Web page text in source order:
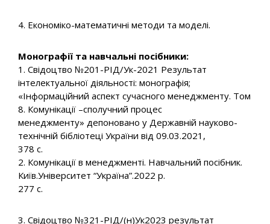
4. Економіко-математичні методи та моделі.
Монографії та навчальні посібники:
1. Свідоцтво №201-РІД/Ук-2021 Результат
інтелектуальної діяльності: монографія;
«Інформаційний аспект сучасного менеджменту. Том
8. Комунікації –сполучний процес
менеджменту» депоновано у Державній науково-
технічній бібліотеці України від 09.03.2021,
378 с.
2. Комунікації в менеджменті. Навчальний посібник.
Київ.Університет “Україна”.2022 р.
277 с.
3. Свідоцтво №321-РІД/(н)Ук2023 результат